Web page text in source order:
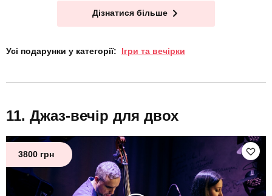
Дізнатися більше
Усі подарунки у категорії: Ігри та вечірки
Джаз-вечір для двох
3800 грн